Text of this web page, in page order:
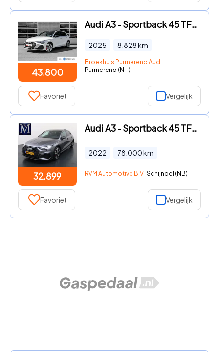
43.800
Audi A3 - Sportback 45 TFSI e S edition Competition | Carbon Spoiler |
2025 8.828km
Broekhuis Purmerend Audi
Purmerend (NH)
Favoriet Vergelijk
32.899
Audi A3 - Sportback 45 TFSI e S edition Competition 245 PK PHEV | S-LI
2022 78.000km
RVM Automotive B.V. Schijndel (NB)
Favoriet Vergelijk